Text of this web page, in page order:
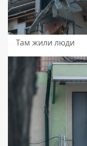
Там жили люди